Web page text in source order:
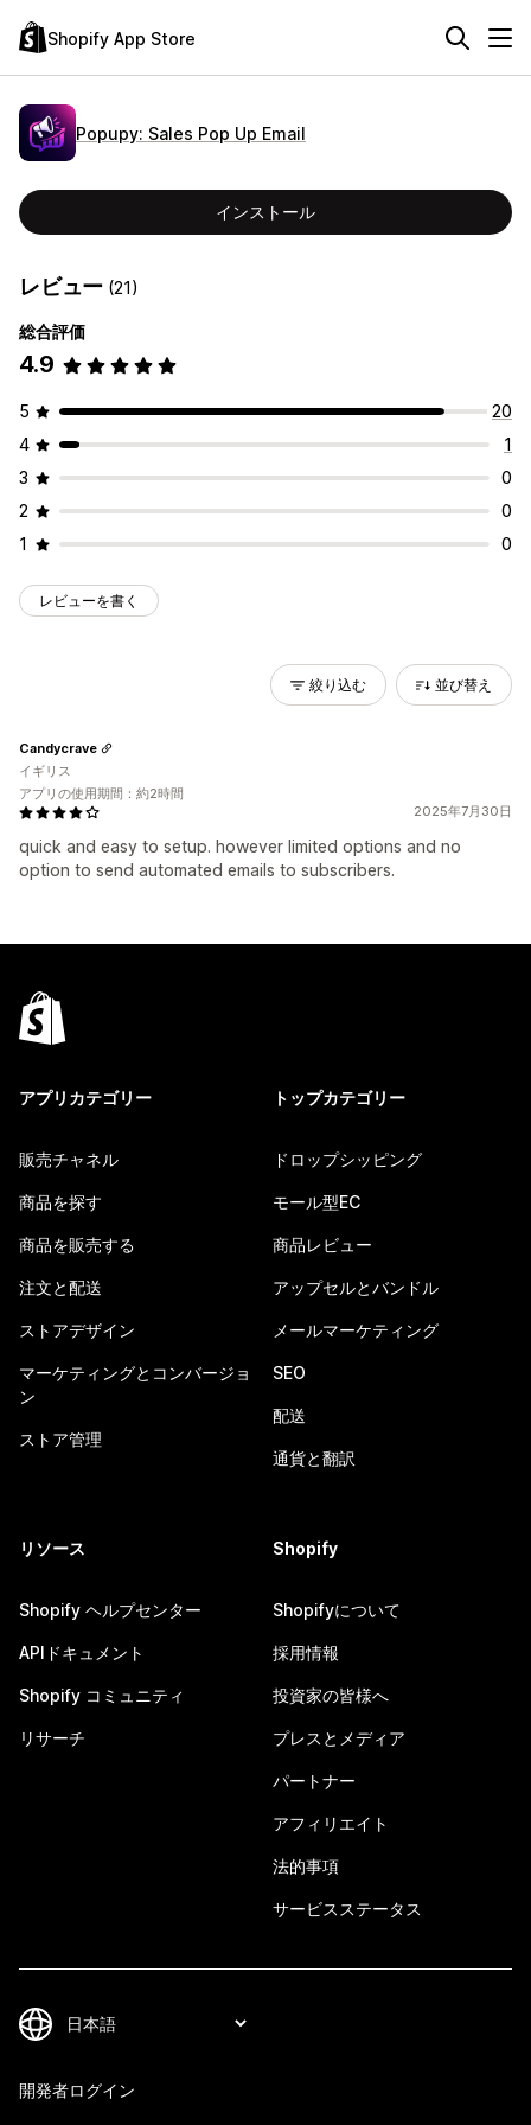
Shopify App Store
Popupy: Sales Pop Up Email
インストール
レビュー (21)
総合評価
4.9
5
20
4
1
3
0
2
0
1
0
レビューを書く
絞り込む 並び替え
2025年7月30日
quick and easy to setup. however limited options and no
option to send automated emails to subscribers.
Candycrave
イギリス
アプリの使用期間：約2時間
アプリカテゴリー
販売チャネル
商品を探す
商品を販売する
注文と配送
ストアデザイン
マーケティングとコンバージョ
ン
ストア管理
トップカテゴリー
ドロップシッピング
モール型EC
商品レビュー
アップセルとバンドル
メールマーケティング
SEO
配送
通貨と翻訳
リソース
Shopify ヘルプセンター
APIドキュメント
Shopify コミュニティ
リサーチ
Shopify
Shopifyについて
採用情報
投資家の皆様へ
プレスとメディア
パートナー
アフィリエイト
法的事項
サービスステータス
開発者ログイン